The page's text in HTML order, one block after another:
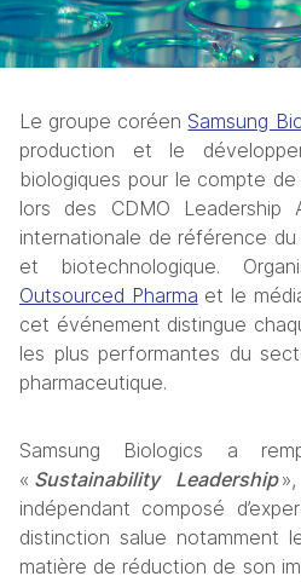
Le groupe coréen Samsung
production et le
biologiques pour le compte
lors des CDMO Leadership
internationale de référence
Outsourced Pharma et le
cet événement distingue
les plus performantes du
pharmaceutique.
Samsung Biologics a
« Sustainability Leadership
indépendant composé
distinction salue notamment
matière de réduction de son